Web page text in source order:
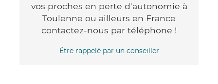
vos proches en perte d'autonomie à
Toulenne ou ailleurs en France
contactez-nous par téléphone !
Être rappelé par un conseiller